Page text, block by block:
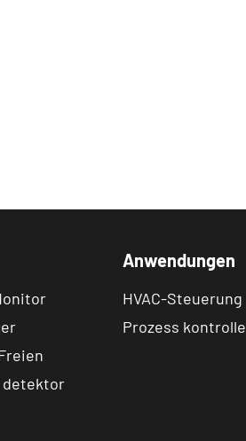
detektor
Anwendungen
HVAC-Steuerung
Prozess kontrolle